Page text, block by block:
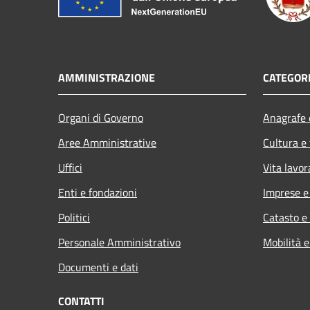
AMMINISTRAZIONE
Organi di Governo
Aree Amministrative
Uffici
Enti e fondazioni
Politici
Personale Amministrativo
Documenti e dati
Cultura
Vita
Imprese
Catasto
Mobilità
CONTATTI